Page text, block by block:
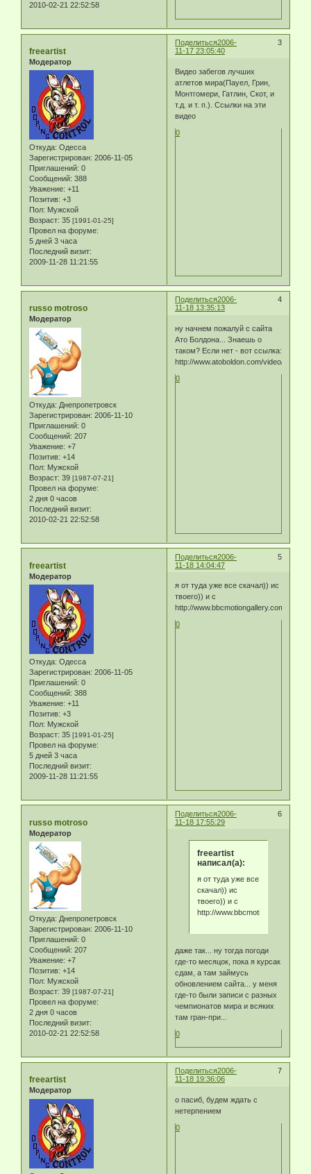
2010-02-21 22:52:58
Поделиться 3
2006-
11-17 23:05:40
freeartist
Модератор
Откуда: Одесса
Зарегистрирован: 2006-11-05
Приглашений: 0
Сообщений: 388
Уважение: +11
Позитив: +3
Пол: Мужской
Возраст: 35 [1991-01-25]
Провел на форуме:
5 дней 3 часа
Последний визит:
2009-11-28 11:21:55
Видео забегов лучших
атлетов мира(Пауел, Грин,
Монтгомери, Гатлин, Скот, и
т.д. и т. п.). Ссылки на эти
видео
0
Поделиться 4
2006-
11-18 13:35:13
russo motroso
Модератор
Откуда: Днепропетровск
Зарегистрирован: 2006-11-10
Приглашений: 0
Сообщений: 207
Уважение: +7
Позитив: +14
Пол: Мужской
Возраст: 39 [1987-07-21]
Провел на форуме:
2 дня 0 часов
Последний визит:
2010-02-21 22:52:58
ну начнем пожалуй с сайта
Ато Болдона... Знаешь о
таком? Если нет - вот ссылка:
http://www.atoboldon.com/video/
0
Поделиться 5
2006-
11-18 14:04:47
freeartist
Модератор
Откуда: Одесса
Зарегистрирован: 2006-11-05
Приглашений: 0
Сообщений: 388
Уважение: +11
Позитив: +3
Пол: Мужской
Возраст: 35 [1991-01-25]
Провел на форуме:
5 дней 3 часа
Последний визит:
2009-11-28 11:21:55
я от туда уже все скачал)) ис
твоего)) и с
http://www.bbcmotiongallery.com/
0
Поделиться 6
2006-
11-18 17:55:29
russo motroso
Модератор
Откуда: Днепропетровск
Зарегистрирован: 2006-11-10
Приглашений: 0
Сообщений: 207
Уважение: +7
Позитив: +14
Пол: Мужской
Возраст: 39 [1987-07-21]
Провел на форуме:
2 дня 0 часов
Последний визит:
2010-02-21 22:52:58
freeartist
написал(а):
я от туда уже все
скачал)) ис
твоего)) и с
http://
даже так... ну тогда погоди
где-то месяцок, пока я курсак
сдам, а там займусь
обновлением сайта... у меня
где-то были записи с разных
чемпионатов мира и всяких
там гран-при...
0
Поделиться 7
2006-
11-18 19:36:06
freeartist
Модератор
о пасиб, будем ждать с
нетерпением
0